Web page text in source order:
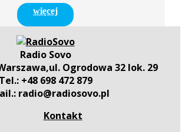
więcej
Radio Sovo
Ogrodowa 32 lok. 29
Tel.: +48 698 472 879
radio@radiosovo.pl
Kontakt